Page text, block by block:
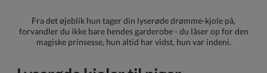
Fra det øjeblik hun tager din lyserøde drømme-kjole på,
forvandler du ikke bare hendes garderobe - du låser op for den
magiske prinsesse, hun altid har vidst, hun var indeni.